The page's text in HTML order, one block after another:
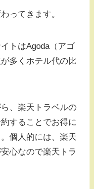
ってきます。
トはAgoda（アゴ
多くホテル代の比
、楽天トラベルの
することでお得に
個人的には、楽天
心なので楽天トラ